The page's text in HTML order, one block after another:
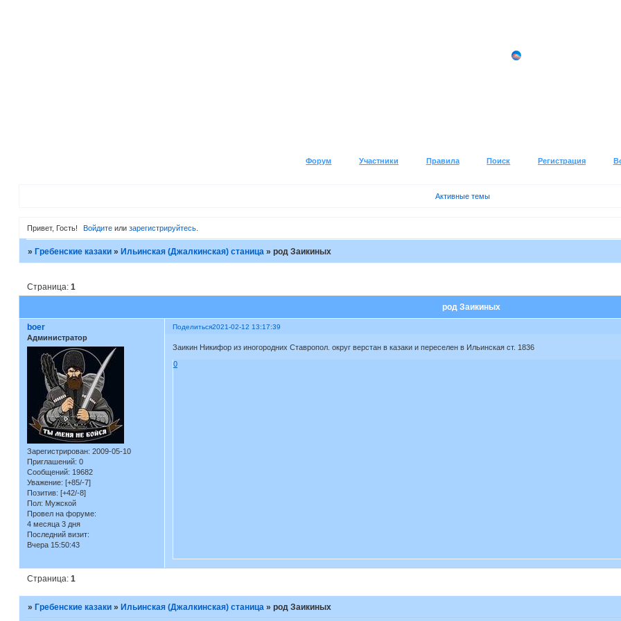
Форум Участники Правила Поиск Регистрация
Активные темы
Привет, Гость! Войдите илизарегистрируйтесь
» Гребенские казаки » Ильинская (Джалкинская) станица » род Заикиных
род Заикиных
Страница: 1
Поделиться2021-02-12 13:17:39
boer
Администратор
Зарегистрирован: 2009-05-10
Приглашений: 0
Сообщений: 19682
Уважение: [+85/-7]
Позитив: [+42/-8]
Пол: Мужской
Провел на форуме:
4 месяца 3 дня
Последний визит:
Вчера 15:50:43
Заикин Никифор из иногородних Ставропол. округ верстан в казаки и переселен в Ильинская ст. 1836
0
Страница: 1
» Гребенские казаки » Ильинская (Джалкинская) станица » род Заикиных